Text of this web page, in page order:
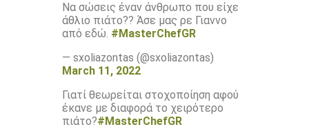
Να σώσεις έναν άνθρωπο που είχε
άθλιο πιάτο?? Άσε μας ρε Γιαννο
από εδώ. #MasterChefGR
— sxoliazontas (@sxoliazontas)
March 11, 2022
Γιατί θεωρείται στοχοποίηση αφού
έκανε με διαφορά το χειρότερο
πιάτο?#MasterChefGR